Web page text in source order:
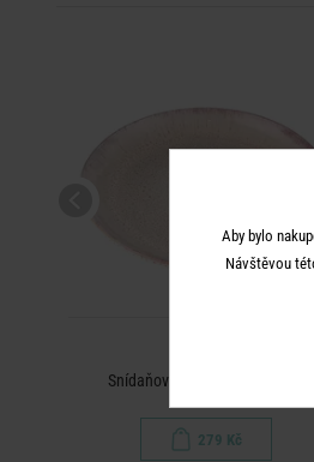
Snídaňový talíř 22 cm - růžová
279 Kč
Aby bylo
Návštěvou